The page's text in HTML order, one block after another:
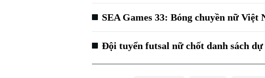
SEA Games 33: Bóng chuyền nữ Việt
Đội tuyển futsal nữ chốt danh sách dự